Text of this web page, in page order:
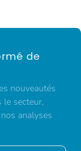
de
nouveautés
le secteur,
analyses